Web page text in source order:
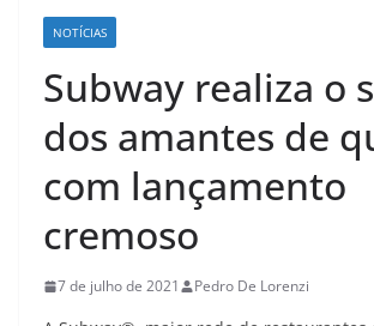
NOTÍCIAS
Subway realiza o
dos amantes de
com lançamento
cremoso
7 de julho de 2021 Pedro De Lorenzi